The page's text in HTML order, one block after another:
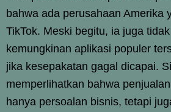
bahwa ada perusahaan Amerika
TikTok. Meski begitu, ia juga
kemungkinan aplikasi populer
jika kesepakatan gagal dicapai.
memperlihatkan bahwa
hanya persoalan bisnis, tetapi